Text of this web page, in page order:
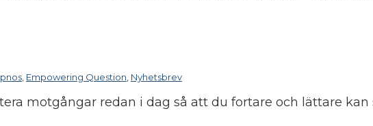
Empowering Question Nyhetsbrev
motgångar redan i dag så att du fortare och lättare